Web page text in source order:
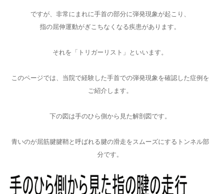
ですが、非常にまれに手首の部分に弾発現象が起こり、
指の屈伸運動がぎこちなくなる疾患があります。
それを「トリガーリスト」といいます。
このページでは、当院で経験した手首での弾発現象を確認した症例を
ご紹介します。
下の図は手のひら側から見た解剖図です。
青いのが屈筋腱腱鞘と呼ばれる腱の滑走をスムーズにするトンネル部
分です。